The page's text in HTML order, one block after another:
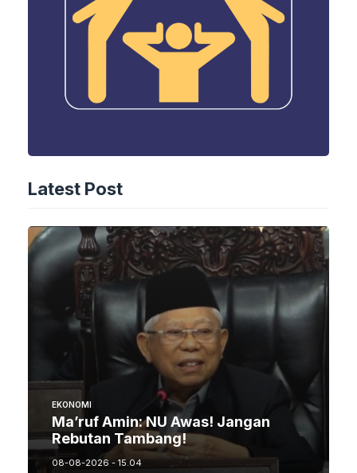
Latest Post
EKONOMI
Ma’ruf Amin: NU Awas! Jangan
Rebutan Tambang!
08-08-2026 - 15.04